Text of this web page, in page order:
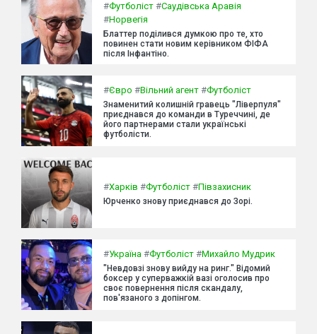
#Футболіст #Саудівська Аравія
#Норвегія
Блаттер поділився думкою про те, хто
повинен стати новим керівником ФІФА
після Інфантіно.
#Євро #Вільний агент #Футболіст
Знаменитий колишній гравець "Ліверпуля"
приєднався до команди в Туреччині, де
його партнерами стали українські
футболісти.
#Харків #Футболіст #Півзахисник
Юрченко знову приєднався до Зорі.
#Україна #Футболіст #Михайло Мудрик
"Невдовзі знову вийду на ринг." Відомий
боксер у суперважкій вазі оголосив про
своє повернення після скандалу,
пов'язаного з допінгом.